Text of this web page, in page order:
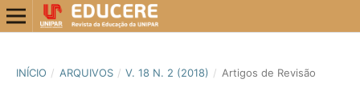
INÍCIO / ARQUIVOS / V. 18 N. 2 (2018) / Artigos de Revisão